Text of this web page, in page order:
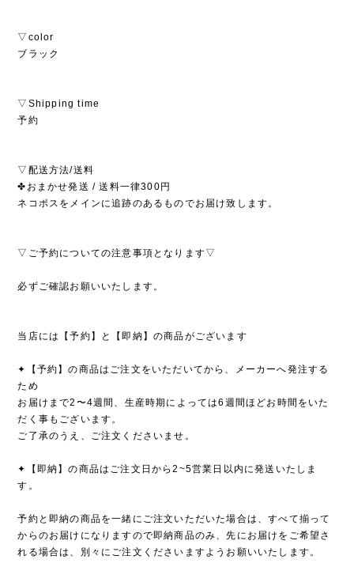
▽color
ブラック
▽Shipping time
予約
▽配送方法/送料
✤おまかせ発送 / 送料一律300円
ネコポスをメインに追跡のあるものでお届け致します。
▽ご予約についての注意事項となります▽
必ずご確認お願いいたします。
当店には【予約】と【即納】の商品がございます
✦【予約】の商品はご注文をいただいてから、メーカーへ発注する
ため
お届けまで2〜4週間、生産時期によっては6週間ほどお時間をいた
だく事もございます。
ご了承のうえ、ご注文くださいませ。
✦【即納】の商品はご注文日から2~5営業日以内に発送いたしま
す。
予約と即納の商品を一緒にご注文いただいた場合は、すべて揃って
からのお届けになりますので即納商品のみ、先にお届けをご希望さ
れる場合は、別々にご注文くださいますようお願いいたします。